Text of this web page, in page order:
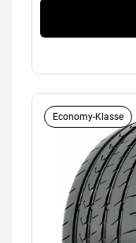
Economy-Klasse